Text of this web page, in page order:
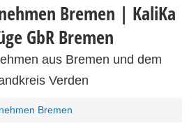
Bremen | KaliKa
GbR Bremen
aus Bremen und dem
Verden
Bremen